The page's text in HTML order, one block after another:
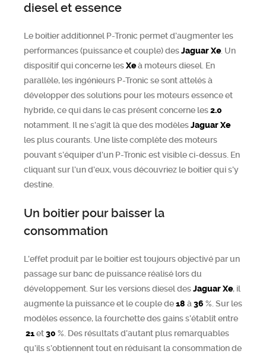
diesel et essence
Le boitier additionnel P-Tronic permet d’augmenter les
performances (puissance et couple) desJaguarXe. Un
dispositif qui concerne lesXeà moteurs diesel. En
parallèle, les ingénieurs P-Tronic se sont attelés à
développer des solutions pour les moteurs essence et
hybride, ce qui dans le cas présent concerne les2.0
notamment. Il ne s’agit là que des modèlesJaguarXe
les plus courants. Une liste complète des moteurs
pouvant s’équiper d’un P-Tronic est visible ci-dessus. En
cliquant sur l’un d’eux, vous découvriez le boitier qui s’y
destine.
Un boitier pour baisser la
consommation
L’effet produit par le boitier est toujours objectivé par un
passage sur banc de puissance réalisé lors du
développement. Sur les versions diesel desJaguarXe, il
augmente la puissance et le couple de18 à 36 %. Sur les
modèles essence, la fourchette des gains s’établit entre
21et30 %. Des résultats d’autant plus remarquables
qu’ils s’obtiennent tout en réduisant la consommation de